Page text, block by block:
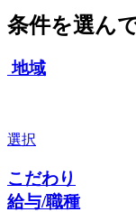
条件を選ん
地域
選択
こだわり
給与/職種